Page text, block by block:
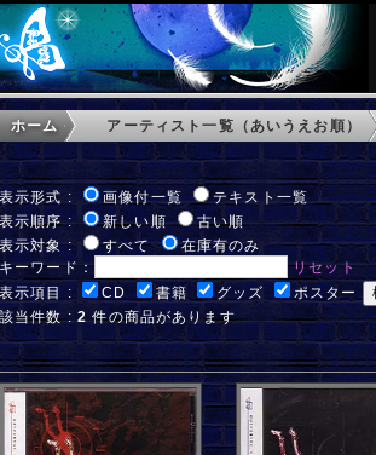
ホーム アーティスト一覧（あいうえお順）
表示形式 :
画像付一覧
テキスト一覧
示順序 :
新しい順
古い順
示対象 :
すべて
在庫有のみ
ーワード：
リセット
表示項目 :
CD 書籍 グッズ
ポスター
該当件数 :2 件の商品があります